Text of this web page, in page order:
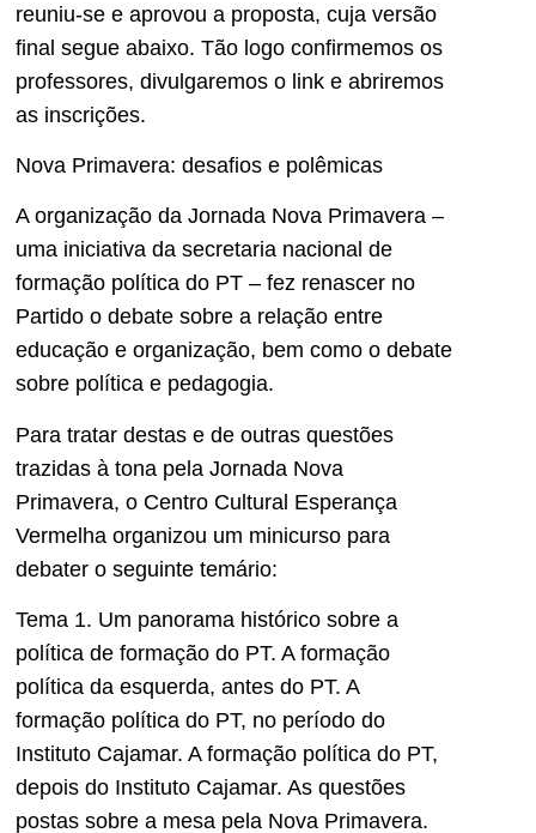
reuniu-se e aprovou a proposta, cuja versão
final segue abaixo. Tão logo confirmemos os
professores, divulgaremos o link e abriremos
as inscrições.
Nova Primavera: desafios e polêmicas
A organização da Jornada Nova Primavera –
uma iniciativa da secretaria nacional de
formação política do PT – fez renascer no
Partido o debate sobre a relação entre
educação e organização, bem como o debate
sobre política e pedagogia.
Para tratar destas e de outras questões
trazidas à tona pela Jornada Nova
Primavera, o Centro Cultural Esperança
Vermelha organizou um minicurso para
debater o seguinte temário:
Tema 1. Um panorama histórico sobre a
política de formação do PT. A formação
política da esquerda, antes do PT. A
formação política do PT, no período do
Instituto Cajamar. A formação política do PT,
depois do Instituto Cajamar. As questões
postas sobre a mesa pela Nova Primavera.